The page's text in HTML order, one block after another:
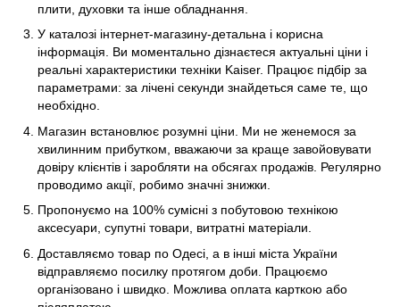
плити, духовки та інше обладнання.
У каталозі інтернет-магазину-детальна і корисна
інформація. Ви моментально дізнаєтеся актуальні ціни і
реальні характеристики техніки Kaiser. Працює підбір за
параметрами: за лічені секунди знайдеться саме те, що
необхідно.
Магазин встановлює розумні ціни. Ми не женемося за
хвилинним прибутком, вважаючи за краще завойовувати
довіру клієнтів і заробляти на обсягах продажів. Регулярно
проводимо акції, робимо значні знижки.
Пропонуємо на 100% сумісні з побутовою технікою
аксесуари, супутні товари, витратні матеріали.
Доставляємо товар по Одесі, а в інші міста України
відправляємо посилку протягом доби. Працюємо
організовано і швидко. Можлива оплата карткою або